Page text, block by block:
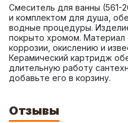
Смеситель для ванны (561-
и комплектом для душа,
водные процедуры.
покрыто хромом. Материал
коррозии, окислению и
Керамический картридж
длительную работу
добавьте его в корзину.
Отзывы